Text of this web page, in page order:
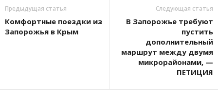
Предыдущая статья
Комфортные поездки из
Запорожья в Крым
Следующая статья
В Запорожье требуют
пустить
дополнительный
маршрут между двумя
микрорайонами, —
ПЕТИЦИЯ